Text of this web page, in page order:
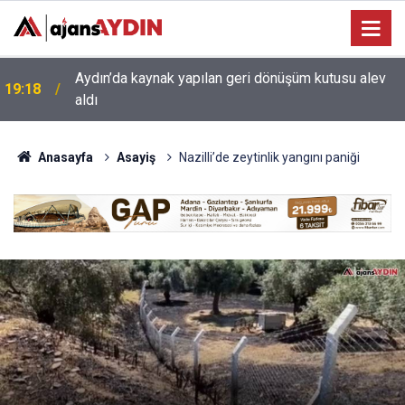
17:34 Aydın’da otomobil karşı şeritteki araca çarptı
Anasayfa Asayiş Nazilli’de zeytinlik yangını paniği